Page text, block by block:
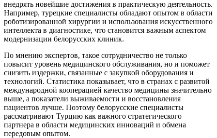
внедрять новейшие достижения в практическую деятельность.
Например, турецкие специалисты обладают опытом в области
роботизированной хирургии и использования искусственного
интеллекта в диагностике, что становится важным аспектом
модернизации белорусских клиник.
По мнению экспертов, такое сотрудничество не только
повысит уровень медицинского обслуживания, но и поможет
снизить издержки, связанные с закупкой оборудования и
технологий. Статистика показывает, что в странах с развитой
международной кооперацией качество медицины значительно
выше, а показатели выживаемости и восстановления
пациентов лучше. Поэтому белорусские специалисты
рассматривают Турцию как важного стратегического
партнера в области медицинских инноваций и обмена
передовым опытом.